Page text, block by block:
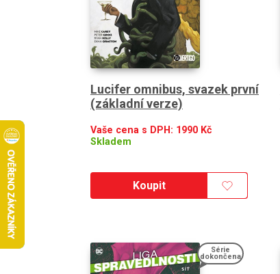
Lucifer omnibus, svazek první
(základní verze)
Vaše cena s DPH: 1990 Kč
Skladem
Koupit
Série
dokončena